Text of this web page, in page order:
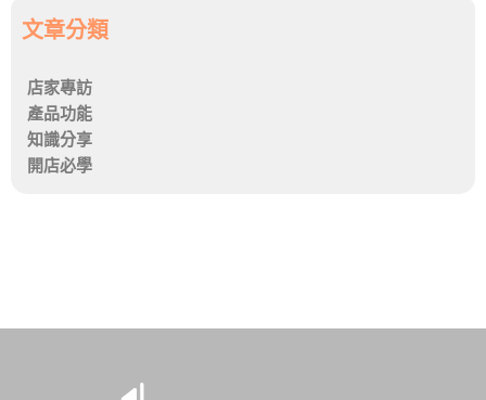
文章分類
店家專訪
產品功能
知識分享
開店必學